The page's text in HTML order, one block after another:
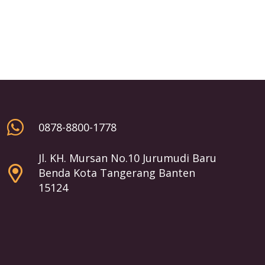
0878-8800-1778
Jl. KH. Mursan No.10 Jurumudi Baru
Benda Kota Tangerang Banten
15124